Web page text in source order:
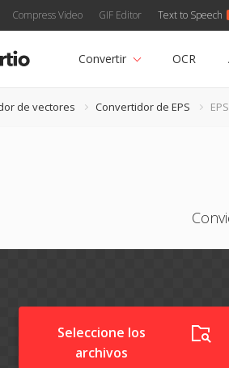
Compress Video GIF Editor Text to Speech
Convertir OCR
de vectores Convertidor de EPS
Seleccione los
archivos